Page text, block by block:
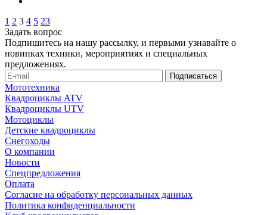
1 2 3 4 5 23
Задать вопрос
Подпишитесь на нашу рассылку, и первыми узнавайте о
новинках техники, мероприятиях и специальных
предложениях.
Мототехника
Квадроциклы ATV
Квадроциклы UTV
Мотоциклы
Детские квадроциклы
Снегоходы
О компании
Новости
Спецпредложения
Оплата
Согласие на обработку персональных данных
Политика конфиденциальности